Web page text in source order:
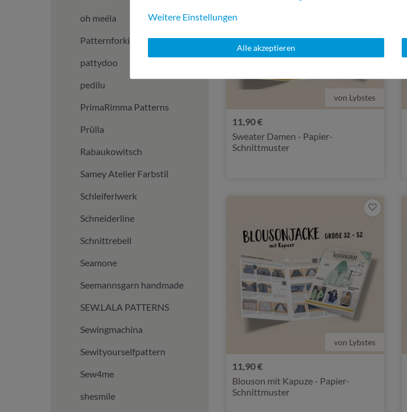
oh meéla
Patternforkids
pattydoo
pedilu
PrimaRimma Patterns
Prülla
Rabaukowitsch
Samey Atelier Farbstil
Schleiferlwerk
Schneiderline
Schnittrebell
Seamone
Seemannsgarn handmade
SEW.LALA PATTERNS
Sewingmachina
Sewityourselfpattern
Sew4me
shesmile
von Lybstes
11,90 €
Sweater Damen - Papier-
Schnittmuster
von Lybstes
11,90 €
Blouson mit Kapuze - Papier-
Schnittmuster
Weitere Einstellungen
Alle akzeptieren